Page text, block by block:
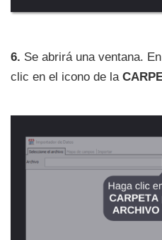
6. Se abrirá una ventana.
clic en el icono de la